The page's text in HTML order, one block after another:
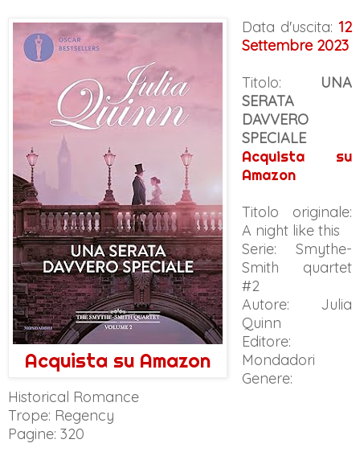
Acquista su Amazon
Data d'uscita: 12
Settembre 2023
Titolo: UNA
SERATA
DAVVERO
SPECIALE
Acquista su
Amazon
Titolo originale:
A night like this
Serie: Smythe-
Smith quartet
#2
Autore: Julia
Quinn
Editore:
Mondadori
Genere:
Historical Romance
Trope: Regency
Pagine: 320